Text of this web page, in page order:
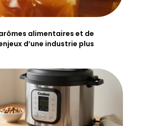
alimentaires et de
d’une industrie plus